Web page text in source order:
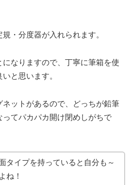
・分度器が入れられます。
なりますので、丁寧に筆箱を使
と思います。
ットがあるので、どっちが鉛筆
ってパカパカ開け閉めしがちで
タイプを持っていると自分も～
ね！